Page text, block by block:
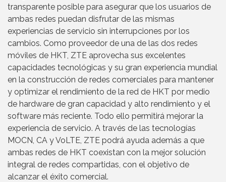
transparente posible para asegurar que los usuarios de
ambas redes puedan disfrutar de las mismas
experiencias de servicio sin interrupciones por los
cambios. Como proveedor de una de las dos redes
móviles de HKT, ZTE aprovecha sus excelentes
capacidades tecnológicas y su gran experiencia mundial
en la construcción de redes comerciales para mantener
y optimizar el rendimiento de la red de HKT por medio
de hardware de gran capacidad y alto rendimiento y el
software más reciente. Todo ello permitirá mejorar la
experiencia de servicio. A través de las tecnologías
MOCN, CA y VoLTE, ZTE podrá ayuda además a que
ambas redes de HKT coexistan con la mejor solución
integral de redes compartidas, con el objetivo de
alcanzar el éxito comercial.